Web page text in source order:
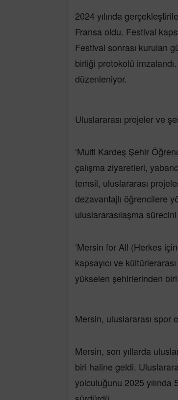
2024 yılında
Fransa oldu. Festival
Festival sonrası kurulan
birliği protokolü
düzenleniyor.
Uluslararası projeler ve
‘Multi Kardeş Şehir
çalışma ziyaretleri,
temsil, uluslararası
dezavantajlı öğrencilere
uluslararasılaşma
‘Mersin for All (Herkes
kapsayıcı ve
yükselen şehirlerinden
Mersin, uluslararası spor
Mersin, son yıllarda
biri haline geldi.
yolculuğunu 2025